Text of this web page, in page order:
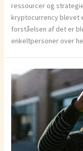
ressourcer og
kryptocurrency blevet
forståelsen af det er
enkeltpersoner over